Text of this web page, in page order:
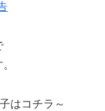
はコチラ～